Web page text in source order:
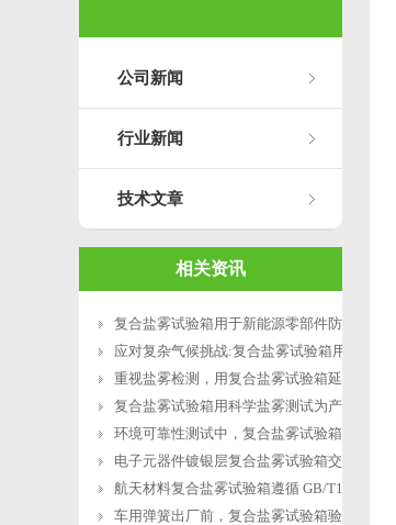
公司新闻
行业新闻
技术文章
相关资讯
复合盐雾试验箱用于新能源零部件防腐测
应对复杂气候挑战:复合盐雾试验箱用于涂
重视盐雾检测，用复合盐雾试验箱延长产
复合盐雾试验箱用科学盐雾测试为产品研
环境可靠性测试中，复合盐雾试验箱缺水
电子元器件镀银层复合盐雾试验箱交变盐
航天材料复合盐雾试验箱遵循 GB/T12967.3
车用弹簧出厂前，复合盐雾试验箱验证盐